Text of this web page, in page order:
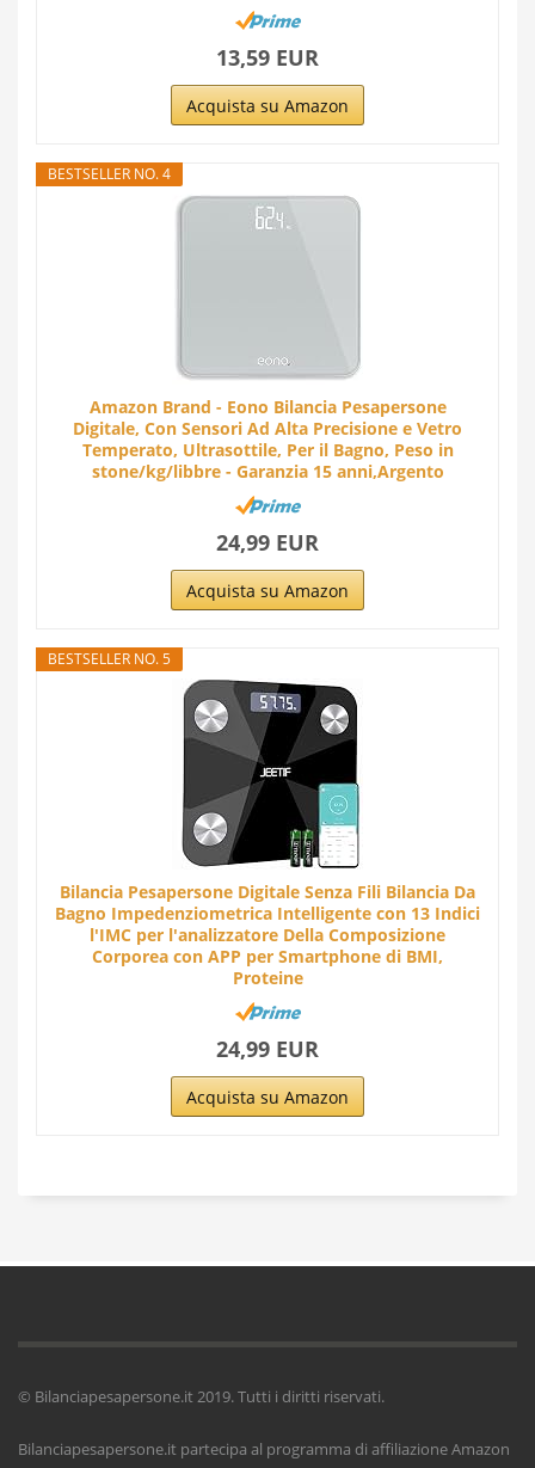
13,59 EUR
Acquista su Amazon
BESTSELLER NO. 4
Amazon Brand - Eono Bilancia Pesapersone
Digitale, Con Sensori Ad Alta Precisione e Vetro
Temperato, Ultrasottile, Per il Bagno, Peso in
stone/kg/libbre - Garanzia 15 anni,Argento
24,99 EUR
Acquista su Amazon
BESTSELLER NO. 5
Bilancia Pesapersone Digitale Senza Fili Bilancia Da
Bagno Impedenziometrica Intelligente con 13 Indici
l'IMC per l'analizzatore Della Composizione
Corporea con APP per Smartphone di BMI,
Proteine
24,99 EUR
Acquista su Amazon
© Bilanciapesapersone.it 2019. Tutti i diritti riservati.
Bilanciapesapersone.it partecipa al programma di affiliazione Amazon